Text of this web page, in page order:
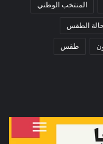
المنتخب الوطني
الطقس
طقس